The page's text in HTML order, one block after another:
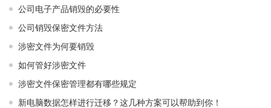
公司电子产品销毁的必要性
公司销毁保密文件方法
涉密文件为何要销毁
如何管好涉密文件
涉密文件保密管理都有哪些规定
新电脑数据怎样进行迁移？这几种方案可以帮助到你！